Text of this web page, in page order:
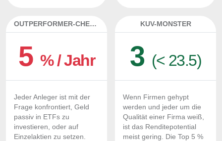
OUTPERFORMER-CHECK
5 % / Jahr
Jeder Anleger ist mit der
Frage konfrontiert, Geld
passiv in ETFs zu
investieren, oder auf
Einzelaktien zu setzen.
KUV-MONSTER
3 (< 23.5)
Wenn Firmen gehypt
werden und jeder um die
Qualität einer Firma weiß,
ist das Renditepotential
meist gering. Die Top 5 %